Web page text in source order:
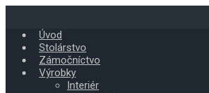
main
content
Úvod
Stolárstvo
Zámočníctvo
Výrobky
Interiér